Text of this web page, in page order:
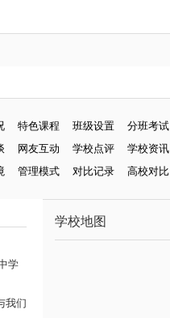
特色课程 班级设置 分班考试
网友互动 学校点评 学校资讯
管理模式 对比记录 高校对比
学
我们
学校地图